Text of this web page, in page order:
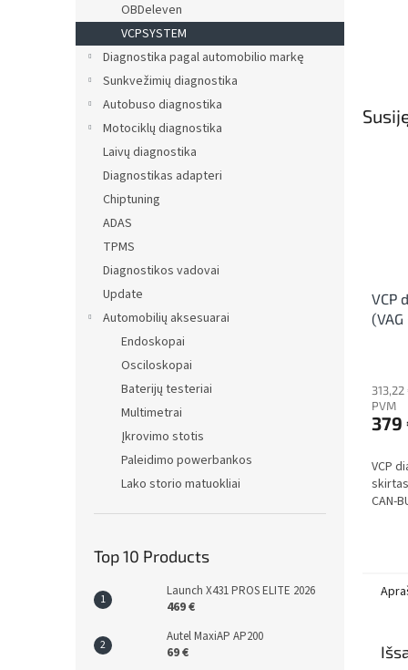
OBDeleven
VCPSYSTEM
Diagnostika pagal automobilio markę
Sunkvežimių diagnostika
Autobuso diagnostika
Motociklų diagnostika
Laivų diagnostika
Diagnostikas adapteri
Chiptuning
ADAS
TPMS
Diagnostikos vadovai
Update
Automobilių aksesuarai
Endoskopai
Osciloskopai
Baterijų testeriai
Multimetrai
Įkrovimo stotis
Paleidimo powerbankos
Lako storio matuokliai
Top 10 Products
Launch X431 PROS ELITE 2026
469 €
Autel MaxiAP AP200
69 €
VCP
(VAG
313,22
PVM
379
VCP
CAN-